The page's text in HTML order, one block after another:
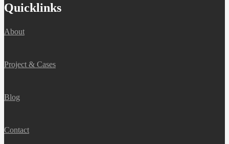
Quicklinks
About
Project & Cases
Blog
Contact